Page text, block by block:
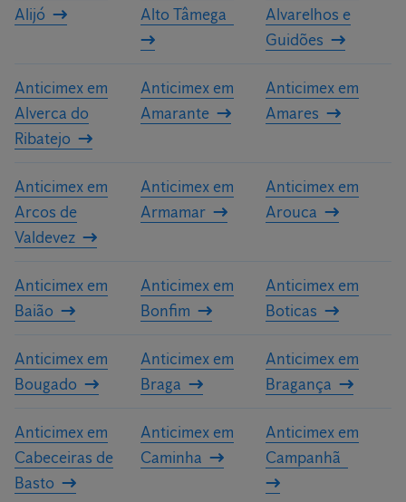
Alijó
Alto Tâmega
Alvarelhos e
Guidões
Anticimex em
Alverca do
Ribatejo
Anticimex em
Amarante
Anticimex em
Amares
Anticimex em
Arcos de
Valdevez
Anticimex em
Armamar
Anticimex em
Arouca
Anticimex em
Baião
Anticimex em
Bonfim
Anticimex em
Boticas
Anticimex em
Bougado
Anticimex em
Braga
Anticimex em
Bragança
Anticimex em
Cabeceiras de
Basto
Anticimex em
Caminha
Anticimex em
Campanhã